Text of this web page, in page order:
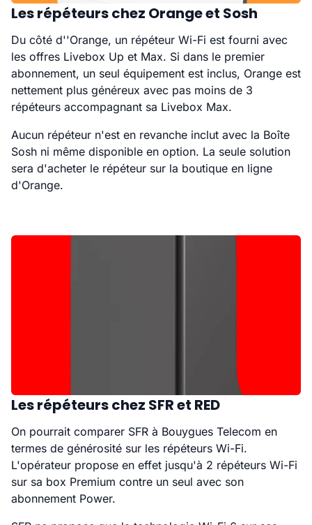
Les répéteurs chez Orange et Sosh
Du côté d''Orange, un répéteur Wi-Fi est fourni avec
les offres Livebox Up et Max. Si dans le premier
abonnement, un seul équipement est inclus, Orange est
nettement plus généreux avec pas moins de 3
répéteurs accompagnant sa Livebox Max.
Aucun répéteur n'est en revanche inclut avec la Boîte
Sosh ni même disponible en option. La seule solution
sera d'acheter le répéteur sur la boutique en ligne
d'Orange.
Les répéteurs chez SFR et RED
On pourrait comparer SFR à Bouygues Telecom en
termes de générosité sur les répéteurs Wi-Fi.
L'opérateur propose en effet jusqu'à 2 répéteurs Wi-Fi
sur sa box Premium contre un seul avec son
abonnement Power.